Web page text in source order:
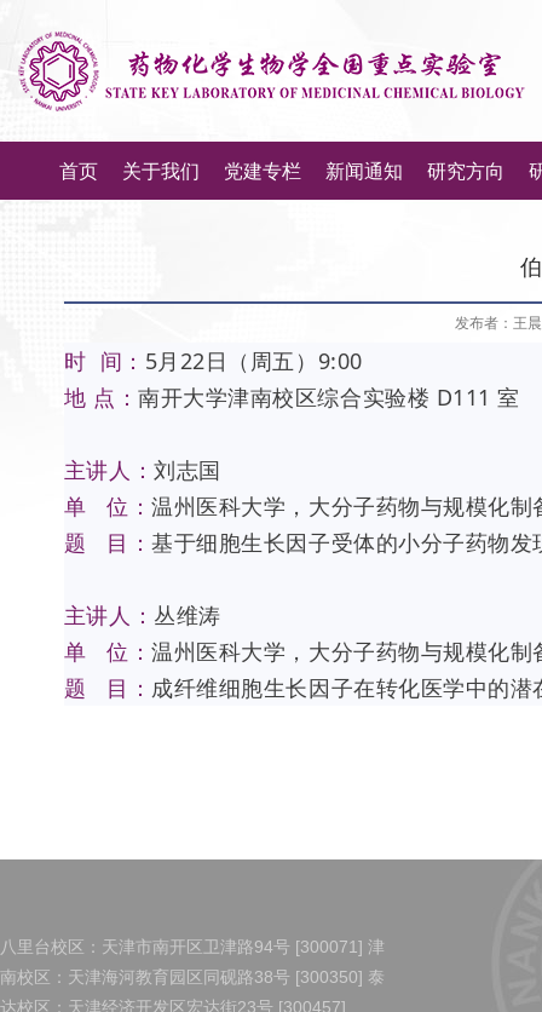
首页 关于我们 党建专栏 新闻通知 研究方向
发布者：王晨
时 间： 5月22日（周五）9:00
地 点：南开大学津南校区综合实验楼 D111 室
主讲人：刘志国
单 位：温州医科大学，大分子药物与规模化制
题 目：基于细胞生长因子受体的小分子药物发
主讲人： 丛维涛
单 位：温州医科大学，大分子药物与规模化制
题 目： 成纤维细胞生长因子在转化医学中的
八里台校区：天津市南开区卫津路94号 [300071] 津
南校区：天津海河教育园区同砚路38号 [300350] 泰
达校区：天津经济开发区宏达街23号 [300457]